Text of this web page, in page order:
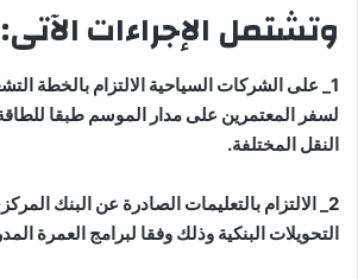
وتشتمل الإجراءات الآتى:
1_ على الشركات السياحية الالتزام بالخطة
لسفر المعتمرين على مدار الموسم طبقا للطاقة
النقل المختلفة.
2_ الالتزام بالتعليمات الصادرة عن البنك
التحويلات البنكية وذلك وفقا لبرامج العمرة